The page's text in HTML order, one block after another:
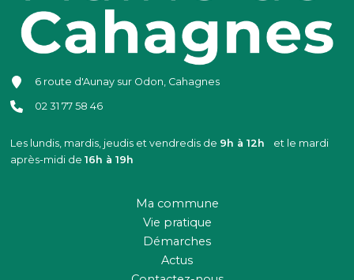
6 route d'Aunay sur Odon, Cahagnes
02 31 77 58 46
Les lundis, mardis, jeudis et vendredis de 9h à 12h et le mardi
après-midi de16h à 19h
Ma commune
Vie pratique
Démarches
Actus